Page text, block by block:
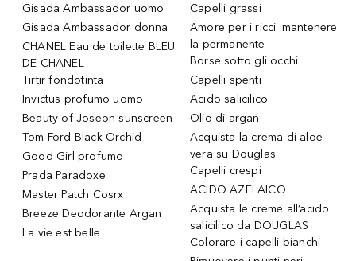
Gisada Ambassador uomo
Gisada Ambassador donna
CHANEL Eau de toilette BLEU
DE CHANEL
Tirtir fondotinta
Invictus profumo uomo
Beauty of Joseon sunscreen
Tom Ford Black Orchid
Good Girl profumo
Prada Paradoxe
Master Patch Cosrx
Breeze Deodorante Argan
La vie est belle
Capelli grassi
Amore per i ricci: mantenere
la permanente
Borse sotto gli occhi
Capelli spenti
Acido salicilico
Olio di argan
Acquista la crema di aloe
vera su Douglas
Capelli crespi
ACIDO AZELAICO
Acquista le creme all’acido
salicilico da DOUGLAS
Colorare i capelli bianchi